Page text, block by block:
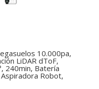
10.000pa,
LiDAR dToF,
240min, Batería
Robot,